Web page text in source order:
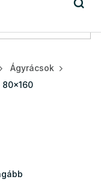
Ágyrácsok
80x160